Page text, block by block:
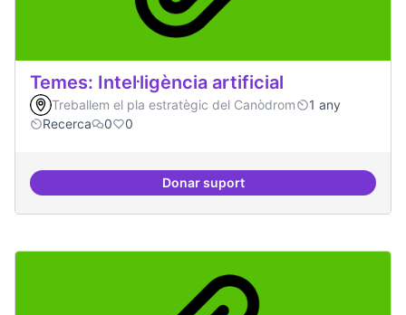
Temes: Intel·ligència artificial
Treballem el pla estratègic del Canòdrom
1 any
Recerca
0 0
Donar suportTemes: Intel·ligència artificial